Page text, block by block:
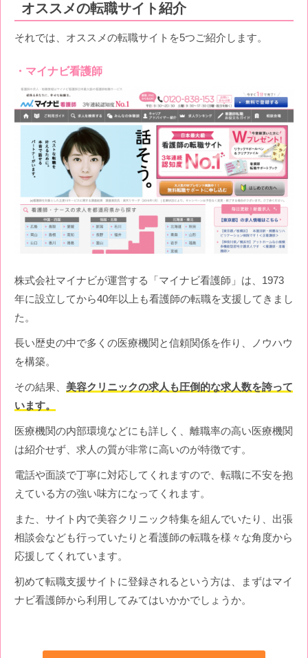
オススメの転職サイト紹介
それでは、オススメの転職サイトを5つご紹介します。
マイナビ看護師
株式会社マイナビが運営する「マイナビ看護師」は、1973
年に設立してから40年以上も看護師の転職を支援してきまし
た。
長い歴史の中で多くの医療機関と信頼関係を作り、ノウハウ
を構築。
その結果、 美容クリニックの求人も圧倒的な求人数を誇って
います。
医療機関の内部環境などにも詳しく、離職率の高い医療機関
は紹介せず、求人の質が非常に高いのが特徴です。
電話や面談で丁寧に対応してくれますので、転職に不安を抱
えている方の強い味方になってくれます。
また、サイト内で美容クリニック特集を組んでいたり、出張
相談会なども行っていたりと看護師の転職を様々な角度から
応援してくれています。
初めて転職支援サイトに登録されるという方は、まずはマイ
ナビ看護師から利用してみてはいかかでしょうか。